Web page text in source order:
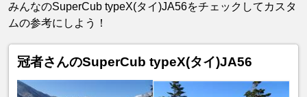
みんなのSuperCub typeX(タイ)JA56をチェックしてカスタ
ムの参考にしよう！
冠者さんのSuperCub typeX(タイ)JA56